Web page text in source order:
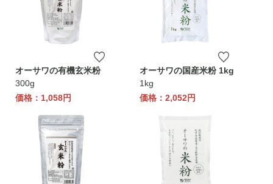
オーサワの有機玄米粉
300g
価格：1,058円
オーサワの国産米粉 1kg
1kg
価格：2,052円